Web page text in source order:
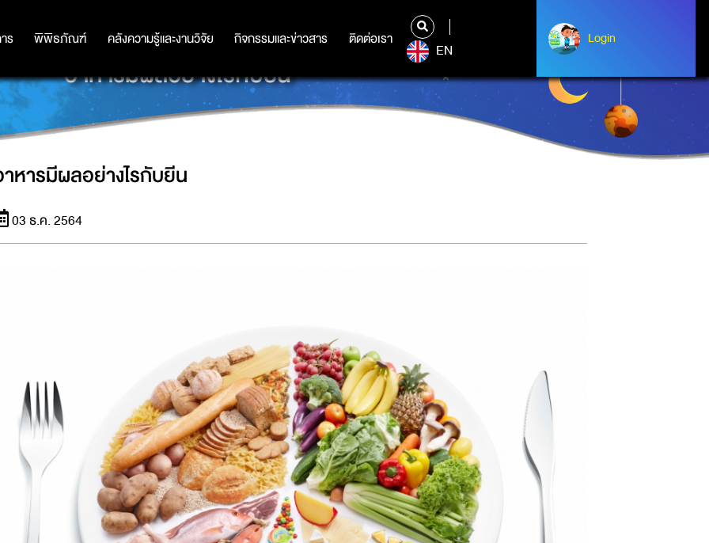
ร พิพิธภัณฑ์ คลังความรู้และงานวิจัย กิจกรรมและข่าวสาร ติดต่อเรา
ร พิพิธภัณฑ์ คลังความรู้และงานวิจัย กิจกรรมและข่าวสาร ติดต่อเรา
EN
Login
Login
อาหารมีผลอย่างไรกับยีน
หารมีผลอย่างไรกับยีน
03 ธ.ค. 2564